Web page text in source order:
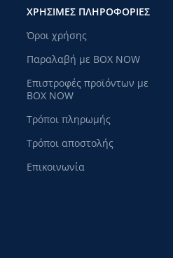
ΧΡΗΣΙΜΕΣ ΠΛΗΡΟΦΟΡΙΕΣ
Όροι χρήσης
Παραλαβή με BOX NOW
Επιστροφές προϊόντων με
BOX NOW
Τρόποι πληρωμής
Τρόποι αποστολής
Επικοινωνία